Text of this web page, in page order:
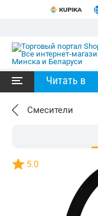
Читать в
Смесители
5.0